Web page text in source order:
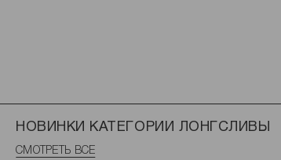
НОВИНКИ КАТЕГОРИИ ЛОНГСЛИВЫ
СМОТРЕТЬ ВСЕ